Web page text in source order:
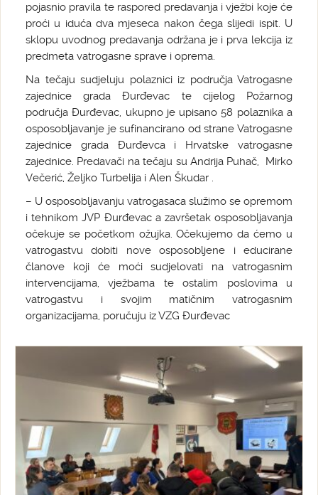
pojasnio pravila te raspored predavanja i vježbi koje će
proći u iduća dva mjeseca nakon čega slijedi ispit. U
sklopu uvodnog predavanja održana je i prva lekcija iz
predmeta vatrogasne sprave i oprema.
Na tečaju sudjeluju polaznici iz područja Vatrogasne
zajednice grada Đurđevac te cijelog Požarnog
područja Đurđevac, ukupno je upisano 58 polaznika a
osposobljavanje je sufinancirano od strane Vatrogasne
zajednice grada Đurđevca i Hrvatske vatrogasne
zajednice. Predavači na tečaju su Andrija Puhač, Mirko
Večerić, Željko Turbelija i Alen Škudar .
– U osposobljavanju vatrogasaca služimo se opremom
i tehnikom JVP Đurđevac a završetak osposobljavanja
očekuje se početkom ožujka. Očekujemo da ćemo u
vatrogastvu dobiti nove osposobljene i educirane
članove koji će moći sudjelovati na vatrogasnim
intervencijama, vježbama te ostalim poslovima u
vatrogastvu i svojim matičnim vatrogasnim
organizacijama, poručuju iz VZG Đurđevac